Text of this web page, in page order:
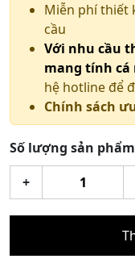
Miễn phí thiết
cầu
Với nhu cầu
mang tính cá
hệ hotline để
Chính sách
Số lượng sản phẩm
Hoa
Sen
Vàng
+